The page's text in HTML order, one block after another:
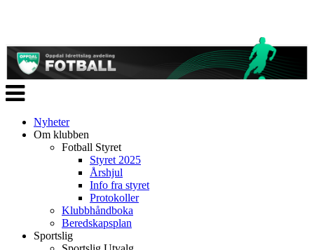
Veksle
navigasjon
Nyheter
Om klubben
Fotball Styret
Styret 2025
Årshjul
Info fra styret
Protokoller
Klubbhåndboka
Beredskapsplan
Sportslig